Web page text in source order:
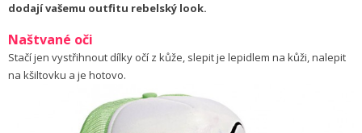
dodají vašemu outfitu rebelský look.
Naštvané oči
Stačí jen vystřihnout dílky očí z kůže, slepit je lepidlem na kůži, nalepit
na kšiltovku a je hotovo.